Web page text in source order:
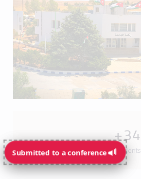
Submitted to a conference
34
+
Programs available for students
Submitted to a conference